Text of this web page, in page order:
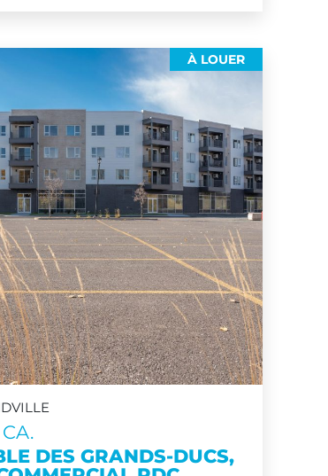
DES GRANDS-DUCS,